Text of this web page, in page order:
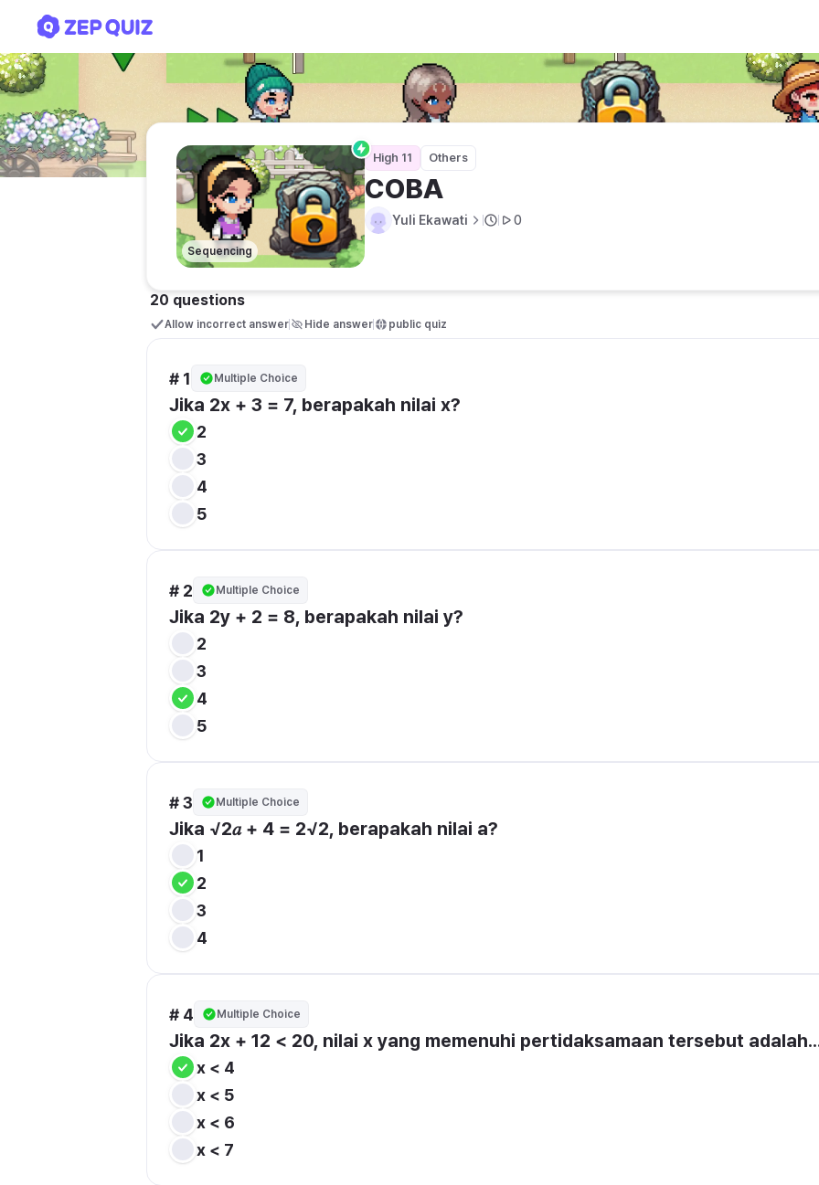
Sequencing
High 11 Others
COBA
Yuli Ekawati 0
20 questions
Allow incorrect answer Hide answer public quiz
# 1 Multiple Choice
Jika 2x + 3 = 7, berapakah nilai x?
2
3
4
5
# 2 Multiple Choice
Jika 2y + 2 = 8, berapakah nilai y?
2
3
4
5
# 3 Multiple Choice
Jika √2𝑎 + 4 = 2√2, berapakah nilai a?
1
2
3
4
# 4 Multiple Choice
Jika 2x + 12 < 20, nilai x yang memenuhi pertidaksamaan tersebut
x < 4
x < 5
x < 6
x < 7